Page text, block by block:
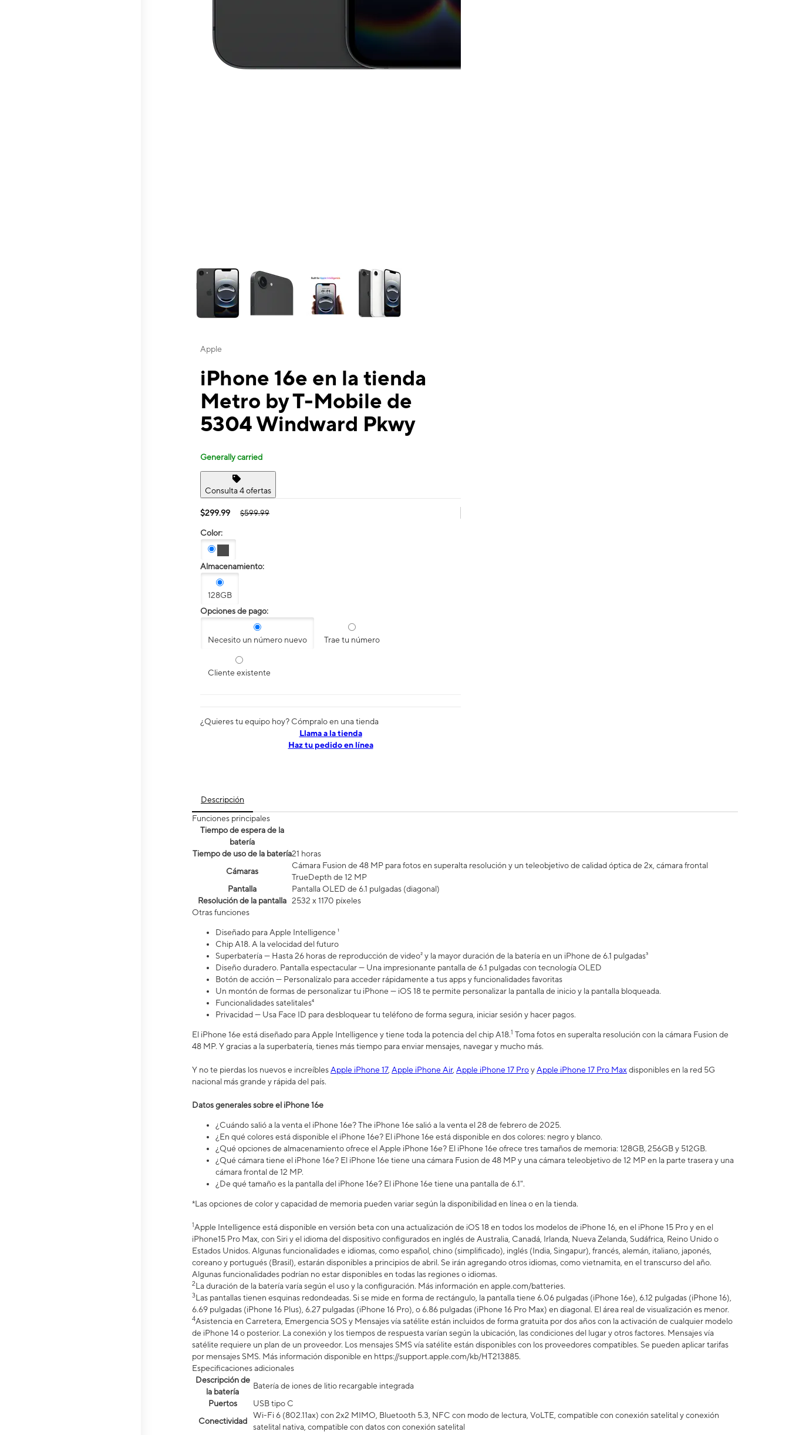
Apple
iPhone 16e en la tienda
Metro by T-Mobile de
5304 Windward Pkwy
Generally carried
Consulta 4 ofertas
$299.99 $599.99
Color:
Almacenamiento:
128GB
Opciones de pago:
Necesito un número nuevo Trae tu número
Cliente existente
¿Quieres tu equipo hoy? Cómpralo en una tienda
​​​​​​​Llama a la tienda
Haz tu pedido en línea
Descripción
Funciones principales
Tiempo de espera de la
batería
Tiempo de uso de la batería21 horas
Cámaras
Cámara Fusion de 48 MP para fotos en superalta resolución y un teleobjetivo de calidad óptica de 2x, cámara frontal
TrueDepth de 12 MP
Pantalla
Pantalla OLED de 6.1 pulgadas (diagonal)
Resolución de la pantalla 2532 x 1170 píxeles
Otras funciones
Diseñado para Apple Intelligence ¹
Chip A18. A la velocidad del futuro
Superbatería — Hasta 26 horas de reproducción de video² y la mayor duración de la batería en un iPhone de 6.1 pulgadas³
Diseño duradero. Pantalla espectacular — Una impresionante pantalla de 6.1 pulgadas con tecnología OLED
Botón de acción — Personalízalo para acceder rápidamente a tus apps y funcionalidades favoritas
Un montón de formas de personalizar tu iPhone — iOS 18 te permite personalizar la pantalla de inicio y la pantalla bloqueada.
Funcionalidades satelitales⁴
Privacidad — Usa Face ID para desbloquear tu teléfono de forma segura, iniciar sesión y hacer pagos.
El iPhone 16e está diseñado para Apple Intelligence y tiene toda la potencia del chip A18.1 Toma fotos en superalta resolución con la cámara Fusion de
48 MP. Y gracias a la superbatería, tienes más tiempo para enviar mensajes, navegar y mucho más.
Y no te pierdas los nuevos e increíblesApple iPhone 17, Apple iPhone Air, Apple iPhone 17 ProyApple iPhone 17 Pro Max disponibles en la red 5G
nacional más grande y rápida del país.
Datos generales sobre el iPhone 16​​​​​​​e
¿Cuándo salió a la venta el iPhone 16​​​​​​​e? The iPhone 16e salió a la venta el 28 de febrero de 2025.
¿En qué colores está disponible el iPhone 16e? El iPhone 16e está disponible en dos colores: negro y blanco.
¿Qué opciones de almacenamiento ofrece el Apple iPhone 16e? El iPhone 16e ofrece tres tamaños de memoria: 128GB, 256GB y 512GB.
¿Qué cámara tiene el iPhone 16e? El iPhone 16e tiene una cámara Fusion de 48 MP y una cámara teleobjetivo de 12 MP en la parte trasera y una
cámara frontal de 12 MP.
¿De qué tamaño es la pantalla del iPhone 16e? El iPhone 16e tiene una pantalla de 6.1".
*Las opciones de color y capacidad de memoria pueden variar según la disponibilidad en línea o en la tienda.
1Apple Intelligence está disponible en versión beta con una actualización de iOS 18 en todos los modelos de iPhone 16, en el iPhone 15 Pro y en el
iPhone15 Pro Max, con Siri y el idioma del dispositivo configurados en inglés de Australia, Canadá, Irlanda, Nueva Zelanda, Sudáfrica, Reino Unido o
Estados Unidos. Algunas funcionalidades e idiomas, como español, chino (simplificado), inglés (India, Singapur), francés, alemán, italiano, japonés,
coreano y portugués (Brasil), estarán disponibles a principios de abril. Se irán agregando otros idiomas, como vietnamita, en el transcurso del año.
Algunas funcionalidades podrían no estar disponibles en todas las regiones o idiomas.
2La duración de la batería varía según el uso y la configuración. Más información en apple.com/batteries.
3Las pantallas tienen esquinas redondeadas. Si se mide en forma de rectángulo, la pantalla tiene 6.06 pulgadas (iPhone 16e), 6.12 pulgadas (iPhone 16),
6.69 pulgadas (iPhone 16 Plus), 6.27 pulgadas (iPhone 16 Pro), o 6.86 pulgadas (iPhone 16 Pro Max) en diagonal. El área real de visualización es menor.
4Asistencia en Carretera, Emergencia SOS y Mensajes vía satélite están incluidos de forma gratuita por dos años con la activación de cualquier modelo
de iPhone 14 o posterior. La conexión y los tiempos de respuesta varían según la ubicación, las condiciones del lugar y otros factores. Mensajes vía
satélite requiere un plan de un proveedor. Los mensajes SMS vía satélite están disponibles con los proveedores compatibles. Se pueden aplicar tarifas
por mensajes SMS. Más información disponible en https://support.apple.com/kb/HT213885.
Especificaciones adicionales
Descripción de
la batería
Batería de iones de litio recargable integrada
Puertos
USB tipo C
Conectividad
Wi-Fi 6 (802.11ax) con 2x2 MIMO, Bluetooth 5.3, NFC con modo de lectura, VoLTE, compatible con conexión satelital y conexión
satelital nativa, compatible con datos con conexión satelital​​​​​​​